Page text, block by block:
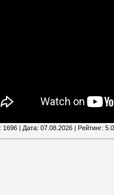
1696 | Дата: 07.08.2026 | Рейтинг: